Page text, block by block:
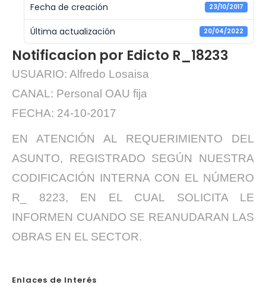
Fecha de creación 23/10/2017
Última actualización 20/04/2022
Notificacion por Edicto R_18233
USUARIO: Alfredo Losaisa
CANAL: Personal OAU fija
FECHA: 24-10-2017
EN ATENCIÓN AL REQUERIMIENTO DEL
ASUNTO, REGISTRADO SEGÚN NUESTRA
CODIFICACIÓN INTERNA CON EL NÚMERO
R_ 8223, EN EL CUAL SOLICITA LE
INFORMEN CUANDO SE REANUDARAN LAS
OBRAS EN EL SECTOR.
Enlaces de Interés